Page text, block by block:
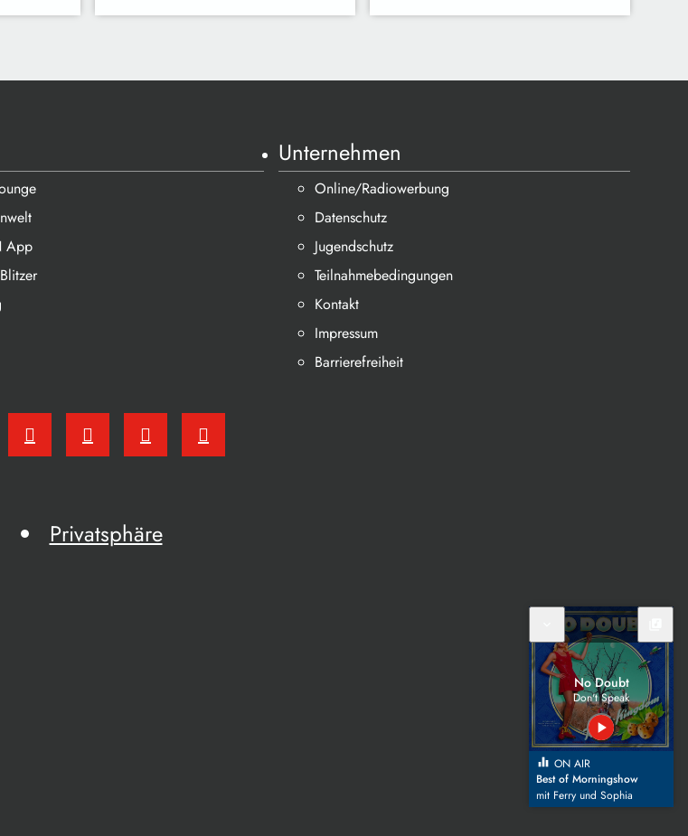
App
Unternehmen
Online/Radiowerbung
Datenschutz
Jugendschutz
Teilnahmebedingungen
Kontakt
Impressum
Barrierefreiheit
Privatsphäre
No Doubt
Don't Speak
play_arrow
equalizer ON AIR
Best of Morningshow
mit Ferry und Sophia